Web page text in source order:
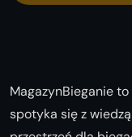
MagazynBieganie
spotyka się z